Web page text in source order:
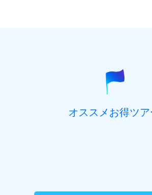
オススメお得ツ